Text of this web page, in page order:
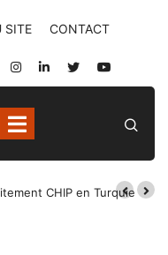
SITE CONTACT
CHIP en Turquie